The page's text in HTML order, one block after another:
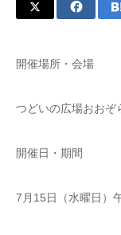
開催場所・会場
つどいの広場おおぞ
開催日・期間
7月15日（水曜日）